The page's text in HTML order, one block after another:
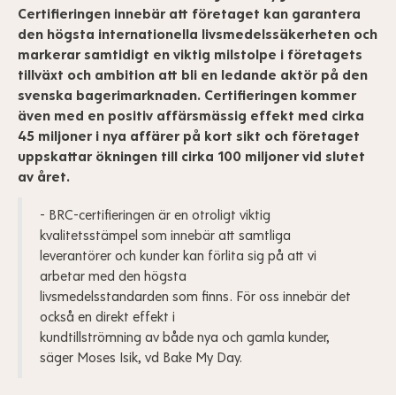
Certifieringen innebär att företaget kan garantera
den högsta internationella livsmedelssäkerheten och
markerar samtidigt en viktig milstolpe i företagets
tillväxt och ambition att bli en ledande aktör på den
svenska bagerimarknaden. Certifieringen kommer
även med en positiv affärsmässig effekt med cirka
45 miljoner i nya affärer på kort sikt och företaget
uppskattar ökningen till cirka 100 miljoner vid slutet
av året.
- BRC-certifieringen är en otroligt viktig
kvalitetsstämpel som innebär att samtliga
leverantörer och kunder kan förlita sig på att vi
arbetar med den högsta
livsmedelsstandarden som finns. För oss innebär det
också en direkt effekt i
kundtillströmning av både nya och gamla kunder,
säger Moses Isik, vd Bake My Day.